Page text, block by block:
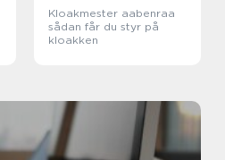
Kloakmester aabenraa
sådan får du styr på
kloakken